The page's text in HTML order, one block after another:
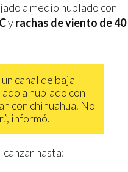
a medio nublado con
yrachas de viento de 40
canal de baja
a nublado con
con chihuahua. No
informó.
hasta: